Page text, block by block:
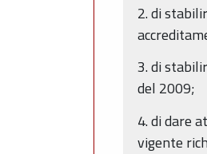
2. di
3. di
del 2009;
4. di dare
vigente